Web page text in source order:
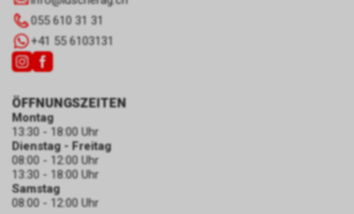
055 610 31 31
+41 55 6103131
ÖFFNUNGSZEITEN
Montag
13:30 - 18:00 Uhr
Dienstag - Freitag
08:00 - 12:00 Uhr
13:30 - 18:00 Uhr
Samstag
08:00 - 12:00 Uhr